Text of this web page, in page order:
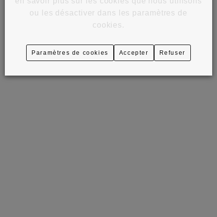
ou les désactiver dans les paramètres de
cookies.
Paramètres de cookies Accepter Refuser